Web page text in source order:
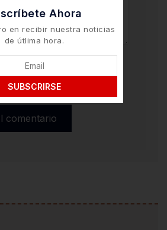
y correo electrónico en
para la próxima vez que
Ahora
en recibir nuestra noticias
de útlima hora.
SUBSCRIRSE